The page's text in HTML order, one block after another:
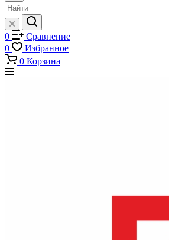
0
Сравнение
0
Избранное
0 Корзина